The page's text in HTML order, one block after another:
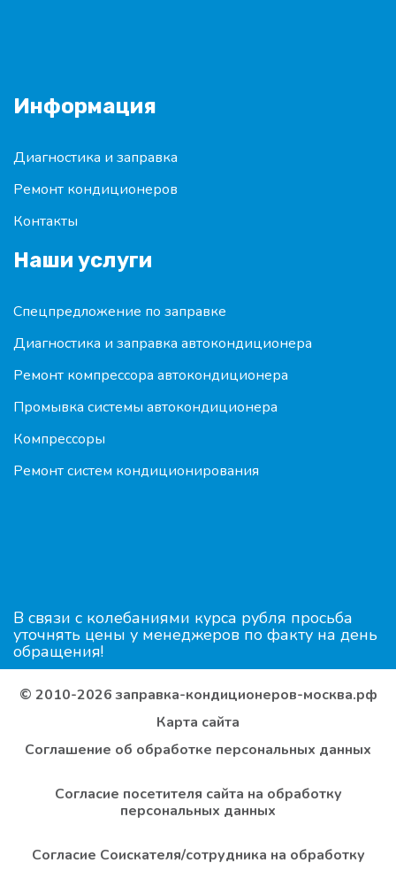
Информация
Диагностика и заправка
Ремонт кондиционеров
Контакты
Наши услуги
Спецпредложение по заправке
Диагностика и заправка автокондиционера
Ремонт компрессора автокондиционера
Промывка системы автокондиционера
Компрессоры
Ремонт систем кондиционирования
В связи с колебаниями курса рубля просьба
уточнять цены у менеджеров по факту на день
обращения!
© 2010-2026 заправка-кондиционеров-москва.рф
Карта сайта
Соглашение об обработке персональных данных
Согласие посетителя сайта на обработку
персональных данных
Согласие Соискателя/сотрудника на обработку